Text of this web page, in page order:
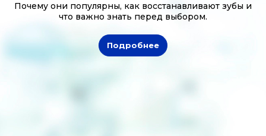
Почему они популярны, как восстанавливают зубы и
что важно знать перед выбором.
Подробнее